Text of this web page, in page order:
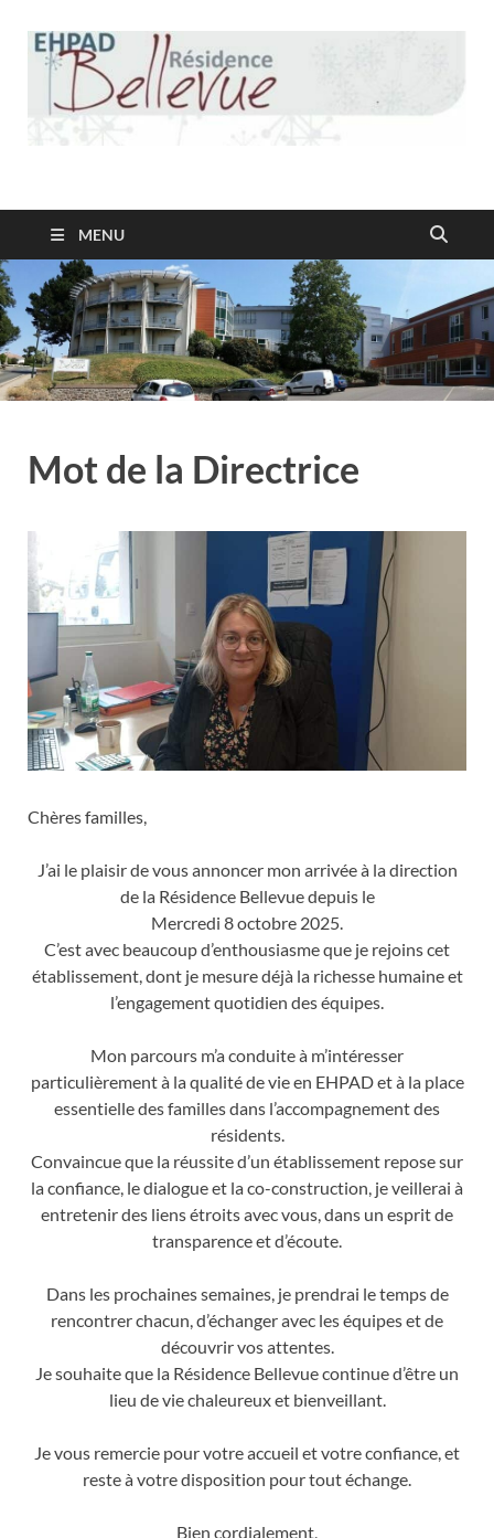
Résidence Bellevue
MENU
Mot de la Directrice
Chères familles,
J’ai le plaisir de vous annoncer mon arrivée à la direction
de la Résidence Bellevue depuis le
Mercredi 8 octobre 2025.
C’est avec beaucoup d’enthousiasme que je rejoins cet
établissement, dont je mesure déjà la richesse humaine et
l’engagement quotidien des équipes.
Mon parcours m’a conduite à m’intéresser
particulièrement à la qualité de vie en EHPAD et à la place
essentielle des familles dans l’accompagnement des
résidents.
Convaincue que la réussite d’un établissement repose sur
la confiance, le dialogue et la co-construction, je veillerai à
entretenir des liens étroits avec vous, dans un esprit de
transparence et d’écoute.
Dans les prochaines semaines, je prendrai le temps de
rencontrer chacun, d’échanger avec les équipes et de
découvrir vos attentes.
Je souhaite que la Résidence Bellevue continue d’être un
lieu de vie chaleureux et bienveillant.
Je vous remercie pour votre accueil et votre confiance, et
reste à votre disposition pour tout échange.
Bien cordialement,